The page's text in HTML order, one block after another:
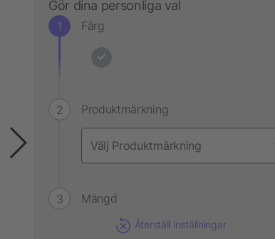
Gör dina personliga val
Färg
Produktmärkning
Mängd
Återställ inställningar